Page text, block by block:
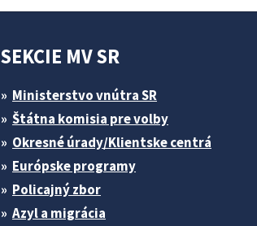
SEKCIE MV SR
Ministerstvo vnútra SR
Štátna komisia pre volby
Okresné úrady/Klientske centrá
Európske programy
Policajný zbor
Azyl a migrácia